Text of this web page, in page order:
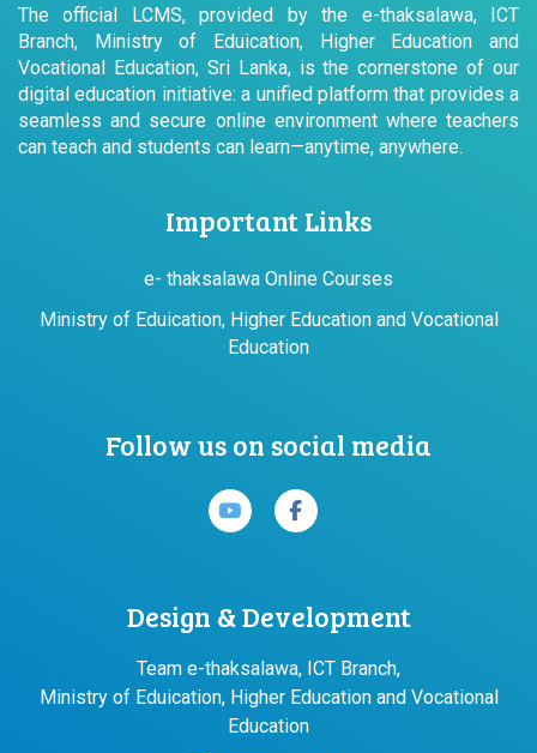
The official LCMS, provided by the e-thaksalawa, ICT
Branch, Ministry of Eduication, Higher Education and
Vocational Education, Sri Lanka, is the cornerstone of our
digital education initiative: a unified platform that provides a
seamless and secure online environment where teachers
can teach and students can learn—anytime, anywhere.
Important Links
e- thaksalawa Online Courses
Ministry of Eduication, Higher Education and Vocational
Education
Follow us on social media
Design & Development
Team e-thaksalawa, ICT Branch,
Ministry of Eduication, Higher Education and Vocational
Education